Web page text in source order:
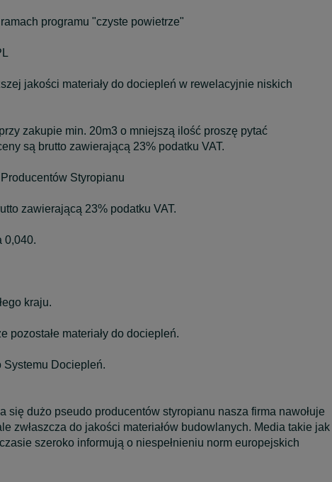
programu "czyste powietrze"
jakości materiały do dociepleń w rewelacyjnie niskich
zakupie min. 20m3 o mniejszą ilość proszę pytać
są brutto zawierającą 23% podatku VAT.
Styropianu
zawierającą 23% podatku VAT.
0,040.
kraju.
pozostałe materiały do dociepleń.
Systemu Dociepleń.
się dużo pseudo producentów styropianu nasza firma nawołuje
zwłaszcza do jakości materiałów budowlanych. Media takie jak
szeroko informują o niespełnieniu norm europejskich